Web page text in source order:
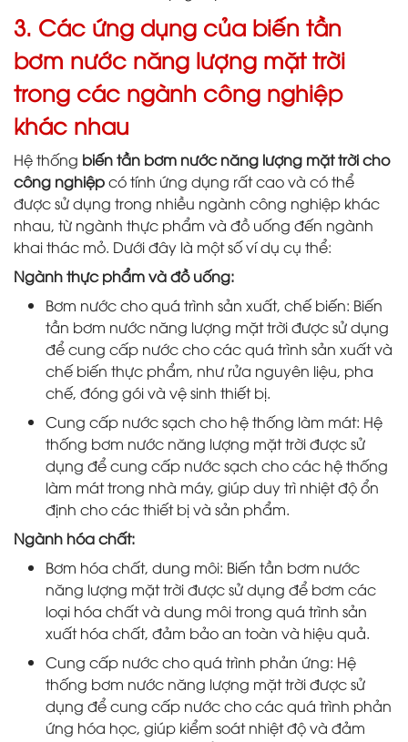
3. Các ứng dụng của biến tần
bơm nước năng lượng mặt trời
trong các ngành công nghiệp
khác nhau
Hệ thống biến tần bơm nước năng lượng mặt trời cho
công nghiệpcó tính ứng dụng rất cao và có thể
được sử dụng trong nhiều ngành công nghiệp khác
nhau, từ ngành thực phẩm và đồ uống đến ngành
khai thác mỏ. Dưới đây là một số ví dụ cụ thể:
Ngành thực phẩm và đồ uống:
Bơm nước cho quá trình sản xuất, chế biến: Biến
tần bơm nước năng lượng mặt trời được sử dụng
để cung cấp nước cho các quá trình sản xuất và
chế biến thực phẩm, như rửa nguyên liệu, pha
chế, đóng gói và vệ sinh thiết bị.
Cung cấp nước sạch cho hệ thống làm mát: Hệ
thống bơm nước năng lượng mặt trời được sử
dụng để cung cấp nước sạch cho các hệ thống
làm mát trong nhà máy, giúp duy trì nhiệt độ ổn
định cho các thiết bị và sản phẩm.
Ngành hóa chất:
Bơm hóa chất, dung môi: Biến tần bơm nước
năng lượng mặt trời được sử dụng để bơm các
loại hóa chất và dung môi trong quá trình sản
xuất hóa chất, đảm bảo an toàn và hiệu quả.
Cung cấp nước cho quá trình phản ứng: Hệ
thống bơm nước năng lượng mặt trời được sử
dụng để cung cấp nước cho các quá trình phản
ứng hóa học, giúp kiểm soát nhiệt độ và đảm